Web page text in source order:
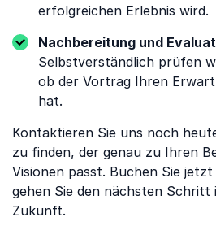
erfolgreichen Erlebnis wird.
Nachbereitung und
Selbstverständlich prüfen
ob der Vortrag Ihren
hat.
Kontaktieren Sie uns noch
zu finden, der genau zu Ihren
Visionen passt. Buchen Sie
gehen Sie den nächsten Schritt
Zukunft.